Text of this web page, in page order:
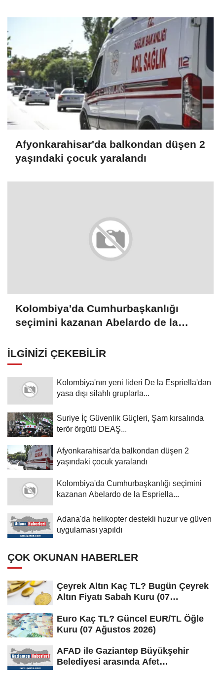
Afyonkarahisar'da balkondan düşen 2
yaşındaki çocuk yaralandı
Kolombiya'da Cumhurbaşkanlığı
seçimini kazanan Abelardo de la
İLGINIZI ÇEKEBILIR
Kolombiya'nın yeni lideri De la Espriella'dan
yasa dışı silahlı gruplarla...
Suriye İç Güvenlik Güçleri, Şam kırsalında
terör örgütü DEAŞ...
Afyonkarahisar'da balkondan düşen 2
yaşındaki çocuk yaralandı
Kolombiya'da Cumhurbaşkanlığı seçimini
kazanan Abelardo de la Espriella...
Adana'da helikopter destekli huzur ve güven
uygulaması yapıldı
ÇOK OKUNAN HABERLER
Çeyrek Altın Kaç TL? Bugün Çeyrek
Altın Fiyatı Sabah Kuru (07
Euro Kaç TL? Güncel EUR/TL Öğle
Kuru (07 Ağustos 2026)
AFAD ile Gaziantep Büyükşehir
Belediyesi arasında Afet